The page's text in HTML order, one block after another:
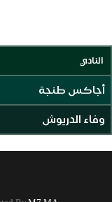
النادي
أجاكس طنجة
وفاء الدريوش